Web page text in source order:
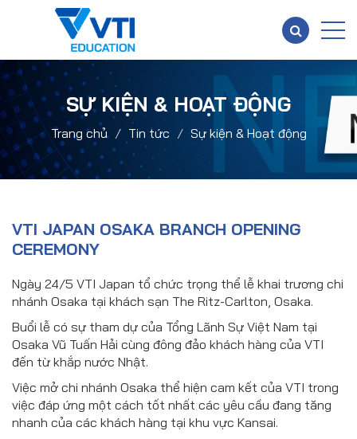
SỰ KIỆN & HOẠT ĐỘNG
Trang chủ Tin tức Sự kiện & Hoạt động
VTI JAPAN OSAKA BRANCH OPENING
CEREMONY
Ngày 24/5 VTI Japan tổ chức trọng thể lễ khai trương chi
nhánh Osaka tại khách sạn The Ritz-Carlton, Osaka.
Buổi lễ có sự tham dự của Tổng Lãnh Sự Việt Nam tại
Osaka Vũ Tuấn Hải cùng đông đảo khách hàng của VTI
đến từ khắp nước Nhật.
Việc mở chi nhánh Osaka thể hiện cam kết của VTI trong
việc đáp ứng một cách tốt nhất các yêu cầu đang tăng
nhanh của các khách hàng tại khu vực Kansai.